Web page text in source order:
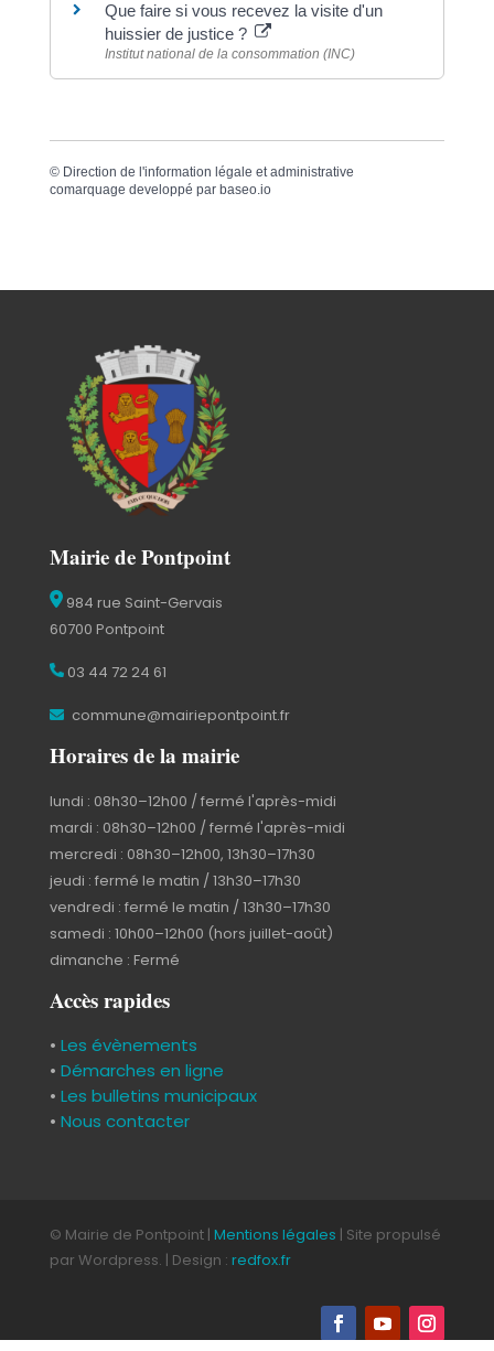
Que faire si vous recevez la visite d'un
huissier de justice ?
Institut national de la consommation (INC)
© Direction de l'information légale et administrative
comarquage developpé par baseo.io
Mairie de Pontpoint
984 rue Saint-Gervais
60700 Pontpoint
03 44 72 24 61
commune@mairiepontpoint.fr
Horaires de la mairie
lundi : 08h30–12h00 / fermé l'après-midi
mardi : 08h30–12h00 / fermé l'après-midi
mercredi : 08h30–12h00, 13h30–17h30
jeudi : fermé le matin / 13h30–17h30
vendredi : fermé le matin / 13h30–17h30
samedi : 10h00–12h00 (hors juillet-août)
dimanche : Fermé
Accès rapides
• Les évènements
• Démarches en ligne
• Les bulletins municipaux
• Nous contacter
© Mairie de Pontpoint | Mentions légales | Site propulsé
par Wordpress. | Design : redfox.fr